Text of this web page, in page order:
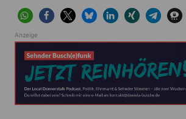
Anzeige